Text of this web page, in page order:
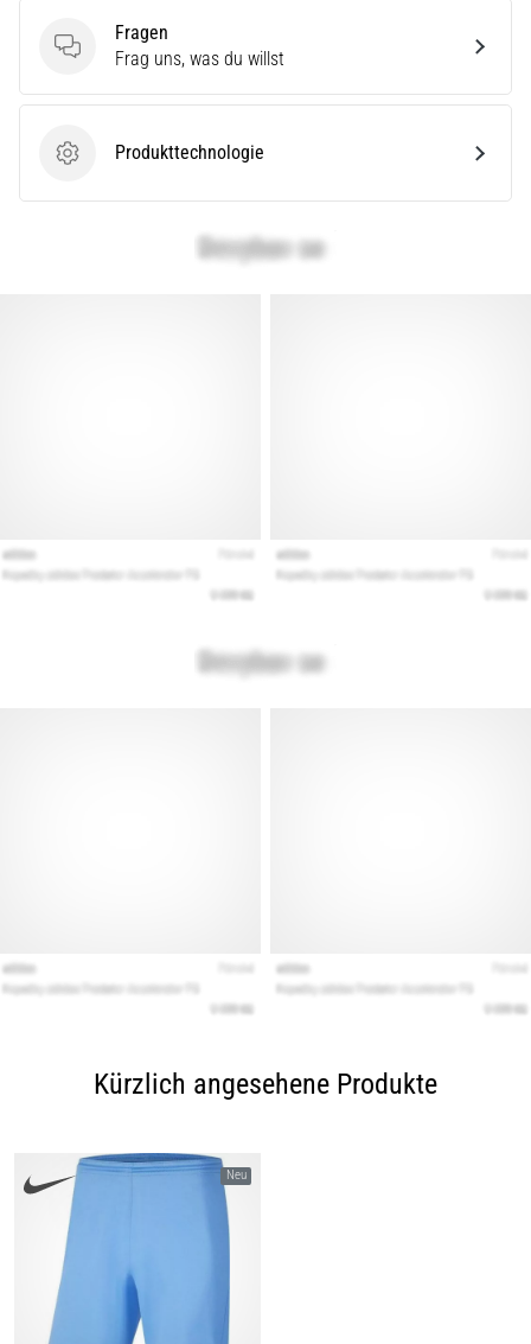
Fragen
Fragen
Frag uns, was du willst
Produkttechnologie
Produkttechnologie
Kürzlich angesehene Produkte
Neu